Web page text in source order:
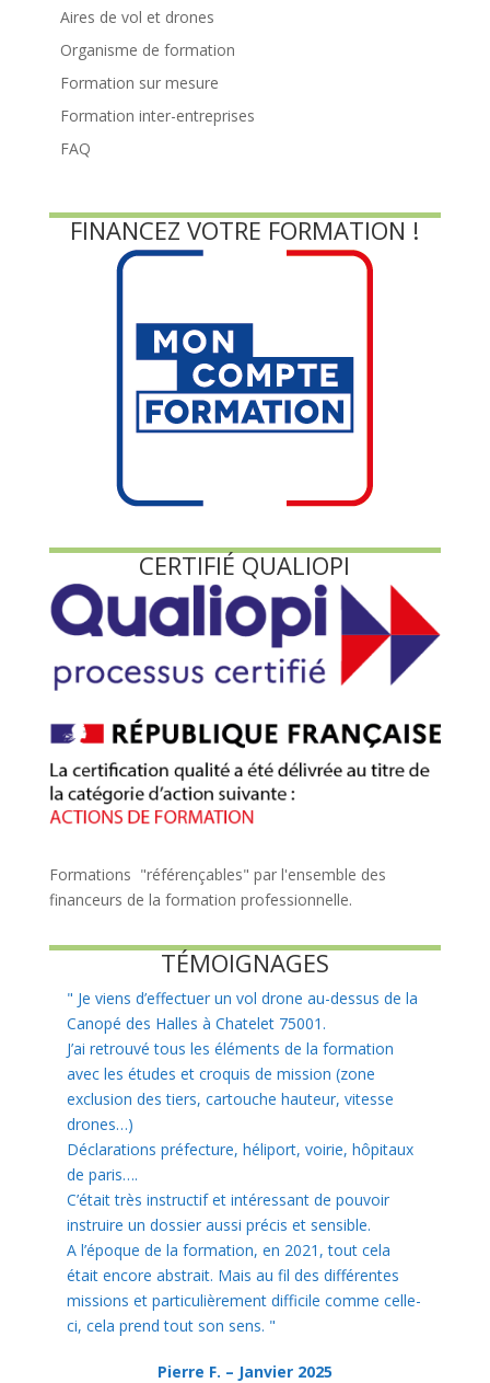
Aires de vol et drones
Organisme de formation
Formation sur mesure
Formation inter-entreprises
FAQ
FINANCEZ VOTRE FORMATION !
CERTIFIÉ QUALIOPI
Formations "référençables" par l'ensemble des
financeurs de la formation professionnelle.
TÉMOIGNAGES
" Je viens d’effectuer un vol drone au-dessus de la
Canopé des Halles à Chatelet 75001.
J’ai retrouvé tous les éléments de la formation
avec les études et croquis de mission (zone
exclusion des tiers, cartouche hauteur, vitesse
drones…)
Déclarations préfecture, héliport, voirie, hôpitaux
de paris….
C’était très instructif et intéressant de pouvoir
instruire un dossier aussi précis et sensible.
A l’époque de la formation, en 2021, tout cela
était encore abstrait. Mais au fil des différentes
missions et particulièrement difficile comme celle-
ci, cela prend tout son sens. "
Pierre F. – Janvier 2025